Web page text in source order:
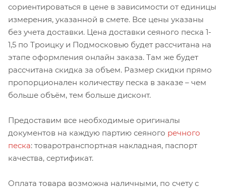
сориентироваться в цене в зависимости от единицы
измерения, указанной в смете. Все цены указаны
без учета доставки. Цена доставки сеяного песка 1-
1,5 по Троицку и Подмосковью будет рассчитана на
этапе оформления онлайн заказа. Там же будет
рассчитана скидка за объем. Размер скидки прямо
пропорционален количеству песка в заказе – чем
больше объём, тем больше дисконт.
Предоставим все необходимые оригиналы
документов на каждую партию сеяного речного
песка: товаротранспортная накладная, паспорт
качества, сертификат.
Оплата товара возможна наличными, по счету с